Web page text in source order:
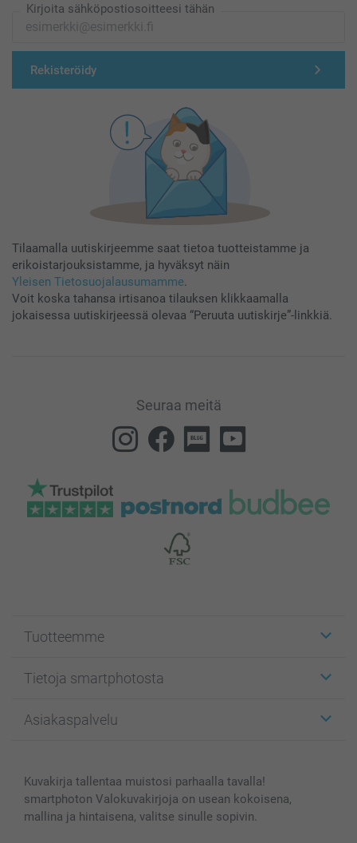
Kirjoita sähköpostiosoitteesi tähän
Rekisteröidy
Tilaamalla uutiskirjeemme saat tietoa tuotteistamme ja
erikoistarjouksistamme, ja hyväksyt näin
Yleisen Tietosuojalausumamme.
Voit koska tahansa irtisanoa tilauksen klikkaamalla
jokaisessa uutiskirjeessä olevaa “Peruuta uutiskirje”-linkkiä.
Seuraa meitä
Tuotteemme
Kuvakortit
Kuvakirjat
Kännykkä & Tabletti
MyNameBook
Tietoja smartphotosta
Affiliate ohjelma
Sivukartta
Ehdot/takuut
Asiakaspalvelu
smartbonus
Hinnat & maksutavat
Kuvakirja tallentaa muistosi parhaalla tavalla!
smartphoton Valokuvakirjoja on usean kokoisena,
mallina ja hintaisena, valitse sinulle sopivin.